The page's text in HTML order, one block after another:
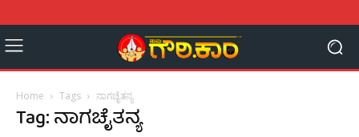
Home Tags ನಾಗಚೈತನ್ಯ
Tag: ನಾಗಚೈತನ್ಯ